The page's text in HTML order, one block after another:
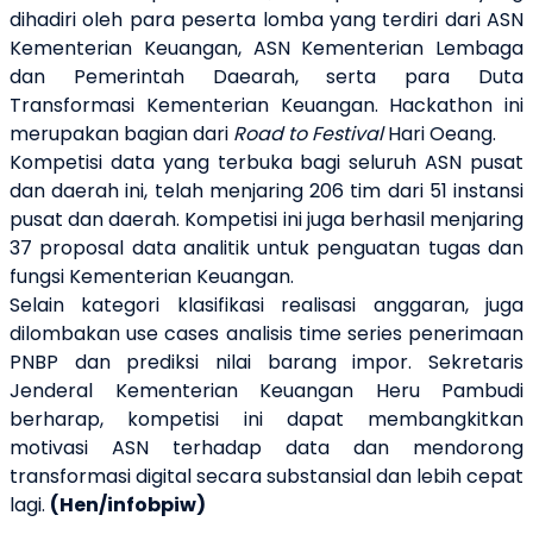
dihadiri oleh para peserta lomba yang terdiri dari ASN
Kementerian Keuangan, ASN Kementerian Lembaga
dan Pemerintah Daearah, serta para Duta
Transformasi Kementerian Keuangan. Hackathon ini
merupakan bagian dari Road to FestivalHari Oeang.
Kompetisi data yang terbuka bagi seluruh ASN pusat
dan daerah ini, telah menjaring 206 tim dari 51 instansi
pusat dan daerah. Kompetisi ini juga berhasil menjaring
37 proposal data analitik untuk penguatan tugas dan
fungsi Kementerian Keuangan.
Selain kategori klasifikasi realisasi anggaran, juga
dilombakan use cases analisis time series penerimaan
PNBP dan prediksi nilai barang impor. Sekretaris
Jenderal Kementerian Keuangan Heru Pambudi
berharap, kompetisi ini dapat membangkitkan
motivasi ASN terhadap data dan mendorong
transformasi digital secara substansial dan lebih cepat
lagi. (Hen/infobpiw)